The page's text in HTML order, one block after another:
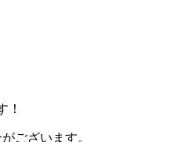
！
ございます。